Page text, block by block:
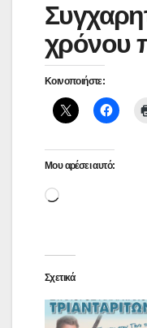
χρόνου
Κοινοποιήστε:
Μου αρέσει αυτό:
Loading…
Σχετικά